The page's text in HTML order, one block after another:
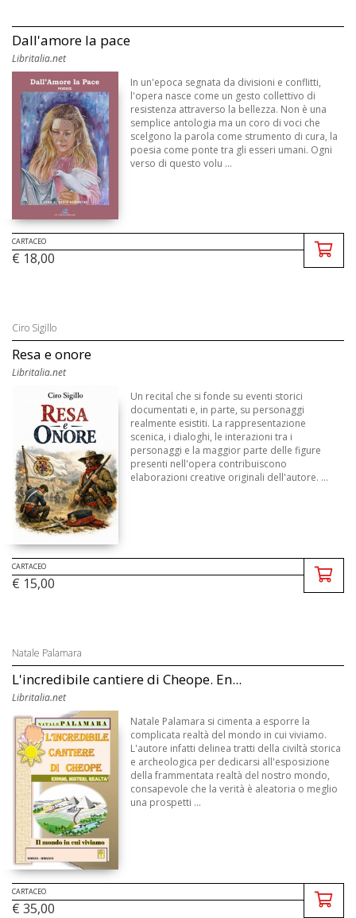
Dall'amore la pace
Libritalia.net
In un'epoca segnata da divisioni e conflitti,
l'opera nasce come un gesto collettivo di
resistenza attraverso la bellezza. Non è una
semplice antologia ma un coro di voci che
scelgono la parola come strumento di cura, la
poesia come ponte tra gli esseri umani. Ogni
verso di questo volu ...
CARTACEO
€ 18,00
Ciro Sigillo
Resa e onore
Libritalia.net
Un recital che si fonde su eventi storici
documentati e, in parte, su personaggi
realmente esistiti. La rappresentazione
scenica, i dialoghi, le interazioni tra i
personaggi e la maggior parte delle figure
presenti nell'opera contribuiscono
elaborazioni creative originali dell'autore. ...
CARTACEO
€ 15,00
Natale Palamara
L'incredibile cantiere di Cheope. En...
Libritalia.net
Natale Palamara si cimenta a esporre la
complicata realtà del mondo in cui viviamo.
L'autore infatti delinea tratti della civiltà storica
e archeologica per dedicarsi all'esposizione
della frammentata realtà del nostro mondo,
consapevole che la verità è aleatoria o meglio
una prospetti ...
CARTACEO
€ 35,00